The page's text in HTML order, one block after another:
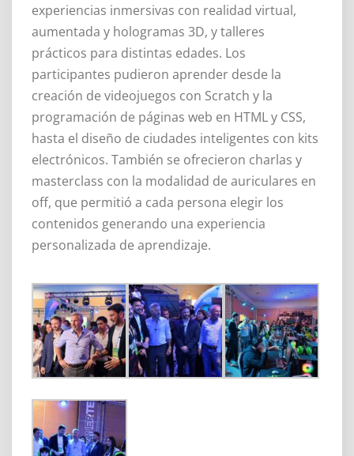
experiencias inmersivas con realidad virtual,
aumentada y hologramas 3D, y talleres
prácticos para distintas edades. Los
participantes pudieron aprender desde la
creación de videojuegos con Scratch y la
programación de páginas web en HTML y CSS,
hasta el diseño de ciudades inteligentes con kits
electrónicos. También se ofrecieron charlas y
masterclass con la modalidad de auriculares en
off, que permitió a cada persona elegir los
contenidos generando una experiencia
personalizada de aprendizaje.